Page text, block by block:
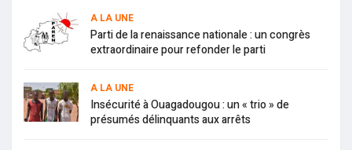
A LA UNE
Parti de la renaissance nationale : un congrès
extraordinaire pour refonder le parti
A LA UNE
Insécurité à Ouagadougou : un « trio » de
présumés délinquants aux arrêts